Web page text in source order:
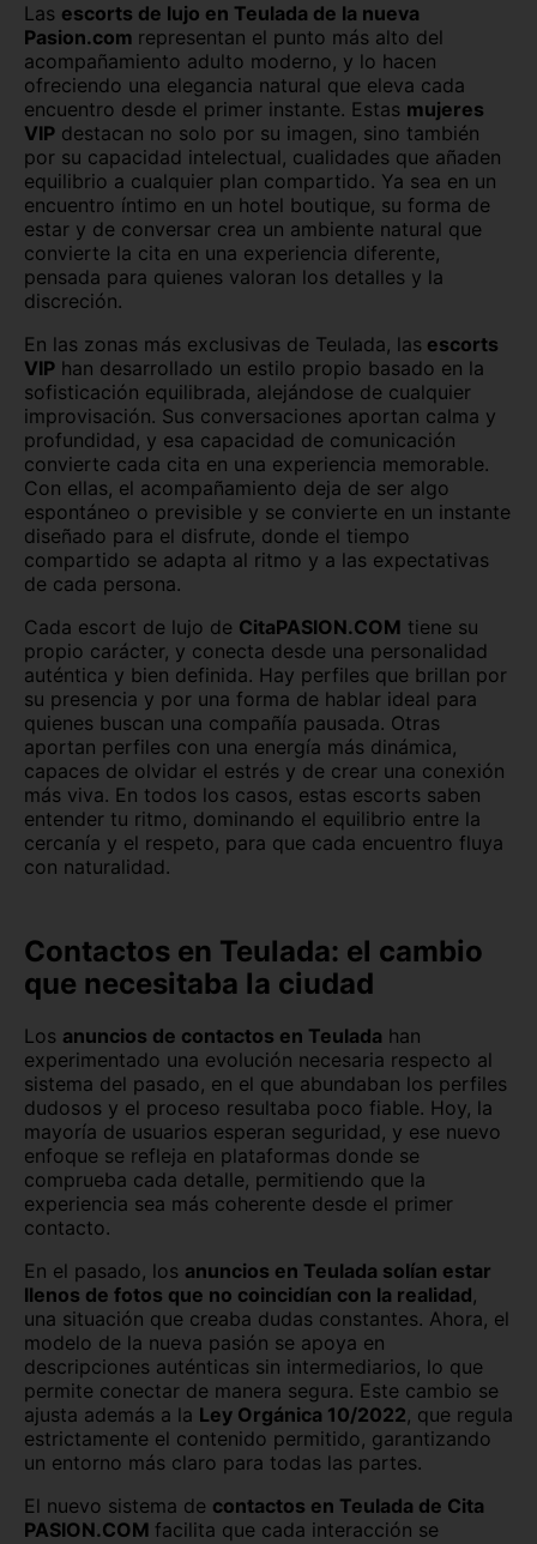
Las escorts de lujo en Teulada de la nueva
Pasion.com representan el punto más alto del
acompañamiento adulto moderno, y lo hacen
ofreciendo una elegancia natural que eleva cada
encuentro desde el primer instante. Estas mujeres
VIP destacan no solo por su imagen, sino también
por su capacidad intelectual, cualidades que añaden
equilibrio a cualquier plan compartido. Ya sea en un
encuentro íntimo en un hotel boutique, su forma de
estar y de conversar crea un ambiente natural que
convierte la cita en una experiencia diferente,
pensada para quienes valoran los detalles y la
discreción.
En las zonas más exclusivas de Teulada, las escorts
VIP han desarrollado un estilo propio basado en la
sofisticación equilibrada, alejándose de cualquier
improvisación. Sus conversaciones aportan calma y
profundidad, y esa capacidad de comunicación
convierte cada cita en una experiencia memorable.
Con ellas, el acompañamiento deja de ser algo
espontáneo o previsible y se convierte en un instante
diseñado para el disfrute, donde el tiempo
compartido se adapta al ritmo y a las expectativas
de cada persona.
Cada escort de lujo de CitaPASION.COM tiene su
propio carácter, y conecta desde una personalidad
auténtica y bien definida. Hay perfiles que brillan por
su presencia y por una forma de hablar ideal para
quienes buscan una compañía pausada. Otras
aportan perfiles con una energía más dinámica,
capaces de olvidar el estrés y de crear una conexión
más viva. En todos los casos, estas escorts saben
entender tu ritmo, dominando el equilibrio entre la
cercanía y el respeto, para que cada encuentro fluya
con naturalidad.
Contactos en Teulada: el cambio
que necesitaba la ciudad
Los anuncios de contactos en Teulada han
experimentado una evolución necesaria respecto al
sistema del pasado, en el que abundaban los perfiles
dudosos y el proceso resultaba poco fiable. Hoy, la
mayoría de usuarios esperan seguridad, y ese nuevo
enfoque se refleja en plataformas donde se
comprueba cada detalle, permitiendo que la
experiencia sea más coherente desde el primer
contacto.
En el pasado, los anuncios en Teulada solían estar
llenos de fotos que no coincidían con la realidad,
una situación que creaba dudas constantes. Ahora, el
modelo de la nueva pasión se apoya en
descripciones auténticas sin intermediarios, lo que
permite conectar de manera segura. Este cambio se
ajusta además a la Ley Orgánica 10/2022, que regula
estrictamente el contenido permitido, garantizando
un entorno más claro para todas las partes.
El nuevo sistema de contactos en Teulada de Cita
PASION.COM facilita que cada interacción se